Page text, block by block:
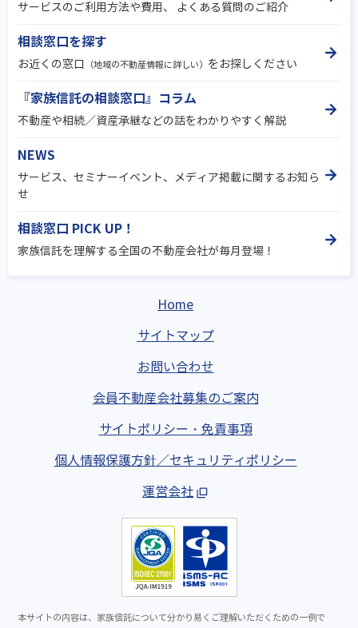
サービスのご利用方法や費用、 よくある質問のご紹介
相談窓口を探す
お近くの窓口 （地域の不動産情報に詳しい） をお探しください
『家族信託の相談窓口』コラム
不動産や相続／資産承継などの話をわかりやすく解説
NEWS
サービス、セミナーイベント、メディア掲載に関するお知ら
せ
相談窓口 PICK UP！
家族信託を理解する全国の不動産会社が毎月登場！
Home
サイトマップ
お問い合わせ
会員不動産会社募集のご案内
サイトポリシー・免責事項
個人情報保護方針／セキュリティポリシー
運営会社
本サイトの内容は、家族信託について分かり易くご理解いただくための一例で